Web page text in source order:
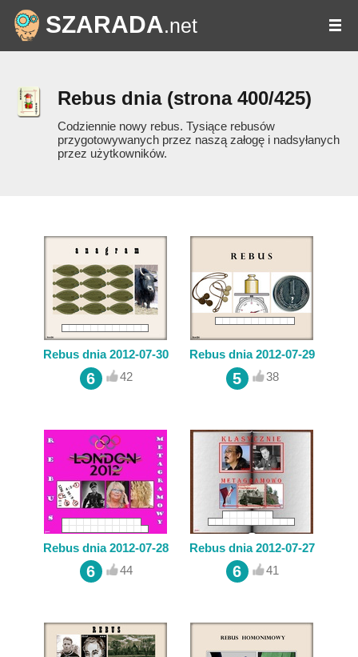
SZARADA.net
Rebus dnia (strona 400/425)
Codziennie nowy rebus. Tysiące rebusów
przygotowywanych przez naszą załogę i nadsyłanych
przez użytkowników.
Rebus dnia 2012-07-30
6 42
Rebus dnia 2012-07-29
5 38
Rebus dnia 2012-07-28
6 44
Rebus dnia 2012-07-27
6 41